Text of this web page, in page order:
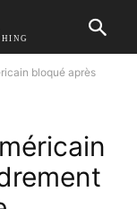
bloqué après